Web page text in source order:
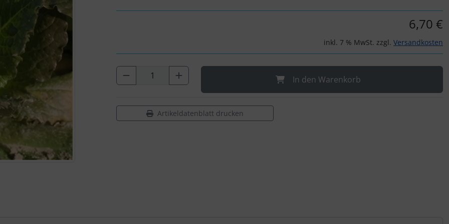
6,70 €
inkl. 7 % MwSt. zzgl. Versandkosten
In den Warenkorb
Artikeldatenblatt drucken